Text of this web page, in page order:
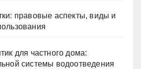
правовые аспекты, виды и
для частного дома:
системы водоотведения